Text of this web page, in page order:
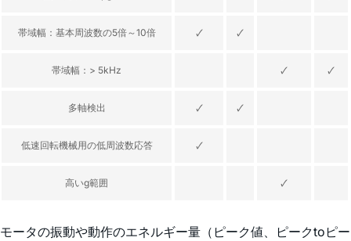
帯域幅：基本周波数の5倍～10倍 🗸 🗸
帯域幅：> 5kHz 🗸 🗸
多軸検出 🗸 🗸
低速回転機械用の低周波数応答 🗸
高いg範囲 🗸
モータの振動や動作のエネルギー量（ピーク値、ピークtoピー